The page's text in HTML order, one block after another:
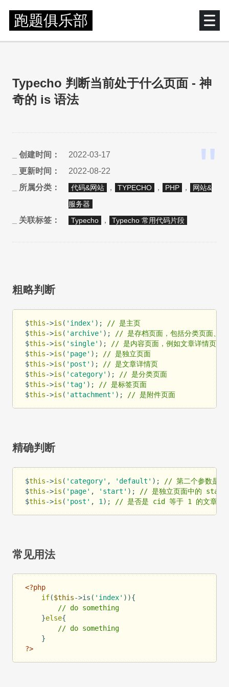
跑题俱乐部
Typecho 判断当前处于什么页面 - 神
奇的 is 语法
2022-03-17
2022-08-22
代码&网站 ， TYPECHO ， PHP ，
网站&
服务器
Typecho
， Typecho 常用代码片段
粗略判断
$this->is ( 'index' );
// 是主页
$this->is ( 'archive' );
// 是存档页面，包括分类页面、标
$this->is ( 'single' );
// 是内容页面，例如文章详情页、
$this->is ( 'page' );
// 是独立页面
$this->is ( 'post' );
// 是文章详情页
$this->is ( 'category' );
// 是分类页面
$this->is ( 'tag' );
// 是标签页面
$this->is ( 'attachment' ); // 是附件页面
精确判断
$this->is ( 'category' , 'default' );
// 第二个参数是
$this->is ( 'page' , 'start' );
// 是独立页面中的 start
$this->is ( 'post' , 1 ); // 是否是 cid 等于 1 的文章的
常见用法
<?php
if($this->is( 'index' )){
// do something
    }
else{
// do something
?>